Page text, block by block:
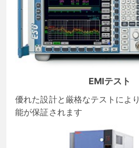
EMIテスト
優れた設計と厳格なテストによ
能が保証されます